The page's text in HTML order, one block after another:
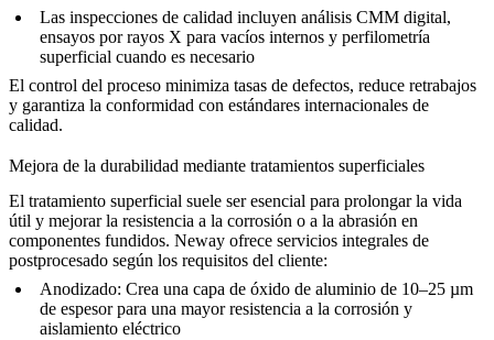
Las inspecciones de calidad incluyen análisis CMM digital,
ensayos por rayos X para vacíos internos y perfilometría
superficial cuando es necesario
El control del proceso minimiza tasas de defectos, reduce retrabajos
y garantiza la conformidad con estándares internacionales de
calidad.
Mejora de la durabilidad mediante tratamientos superficiales
El tratamiento superficial suele ser esencial para prolongar la vida
útil y mejorar la resistencia a la corrosión o a la abrasión en
componentes fundidos. Neway ofrece servicios integrales de
postprocesado según los requisitos del cliente:
Anodizado: Crea una capa de óxido de aluminio de 10–25 µm
de espesor para una mayor resistencia a la corrosión y
aislamiento eléctrico